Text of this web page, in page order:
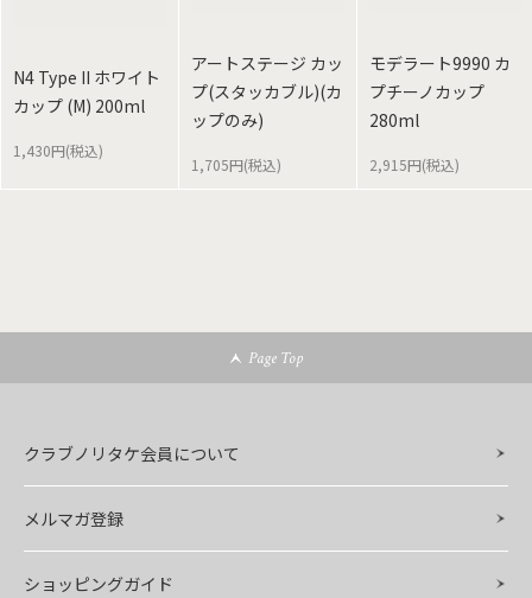
N4 Type II ホワイト
カップ (M) 200ml
1,430円(税込)
アートステージ カッ
プ(スタッカブル)(カ
ップのみ)
1,705円(税込)
モデラート9990 カ
プチーノカップ
280ml
2,915円(税込)
Page Top
クラブノリタケ会員について
メルマガ登録
ショッピングガイド